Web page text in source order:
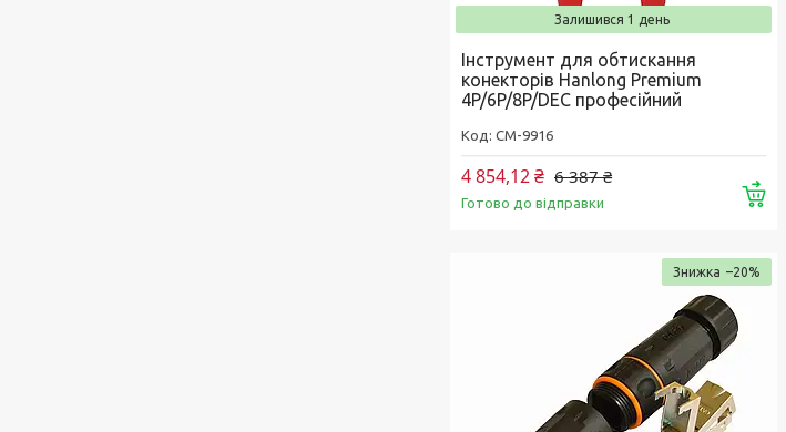
Залишився 1 день
Інструмент для обтискання
конекторів Hanlong Premium
4P/6P/8P/DEC професійний
CM-9916
6 387 ₴
4 854,12 ₴
Готово до відправки
–20%